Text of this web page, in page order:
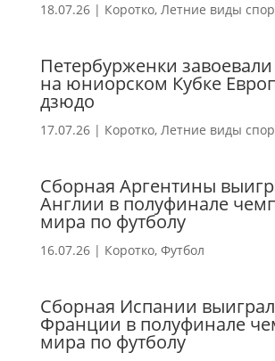
18.07.26| Коротко, Летние виды
Петербурженки
на юниорском Кубке
дзюдо
17.07.26| Коротко, Летние виды
Сборная Аргентины
Англии в полуфинале
мира по футболу
16.07.26| Коротко, Футбол
Сборная Испании
Франции в полуфинале
мира по футболу